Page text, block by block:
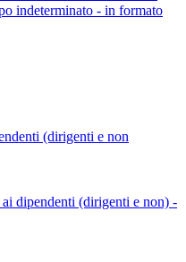
indeterminato - in formato
(dirigenti e non
dipendenti (dirigenti e non) -